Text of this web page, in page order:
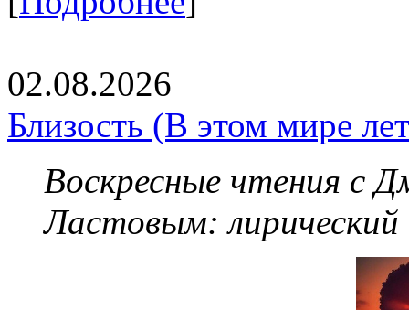
02.08.2026
Близость (В этом мире
Воскресные чтения с
Ластовым: